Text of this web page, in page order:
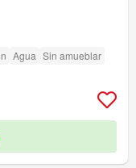
Agua Sin amueblar